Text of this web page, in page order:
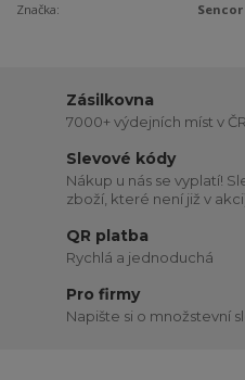
Značka:
Sencor
Zásilkovna
7000+ výdejních míst v ČR
Slevové kódy
Nákup u nás se vyplatí!
zboží, které není již v
QR platba
Rychlá a jednoduchá
Pro firmy
Napište si o množstevní